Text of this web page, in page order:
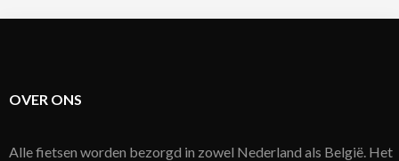
OVER ONS
Alle fietsen worden bezorgd in zowel Nederland als België. Het